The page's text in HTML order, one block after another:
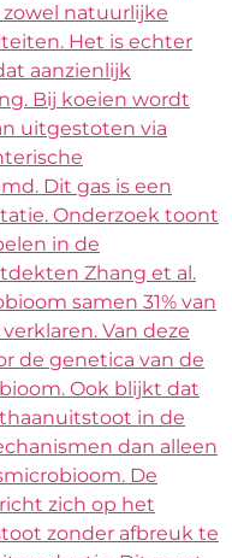
natuurlijke
Het is echter
aanzienlijk
Bij koeien wordt
uitgestoten via
Dit gas is een
Onderzoek toont
in de
Zhang et al.
samen 31% van
Van deze
de genetica van de
Ook blijkt dat
in de
dan alleen
De
zich op het
zonder afbreuk te